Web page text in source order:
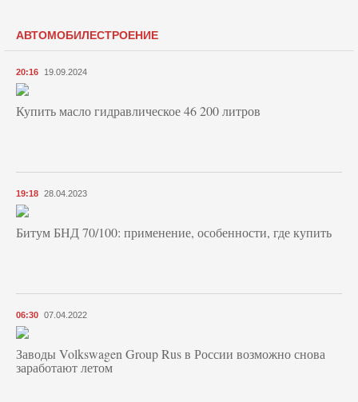
АВТОМОБИЛЕСТРОЕНИЕ
20:16 19.09.2024
Купить масло гидравлическое 46 200 литров
19:18 28.04.2023
Битум БНД 70/100: применение, особенности, где купить
06:30 07.04.2022
Заводы Volkswagen Group Rus в России возможно снова
заработают летом